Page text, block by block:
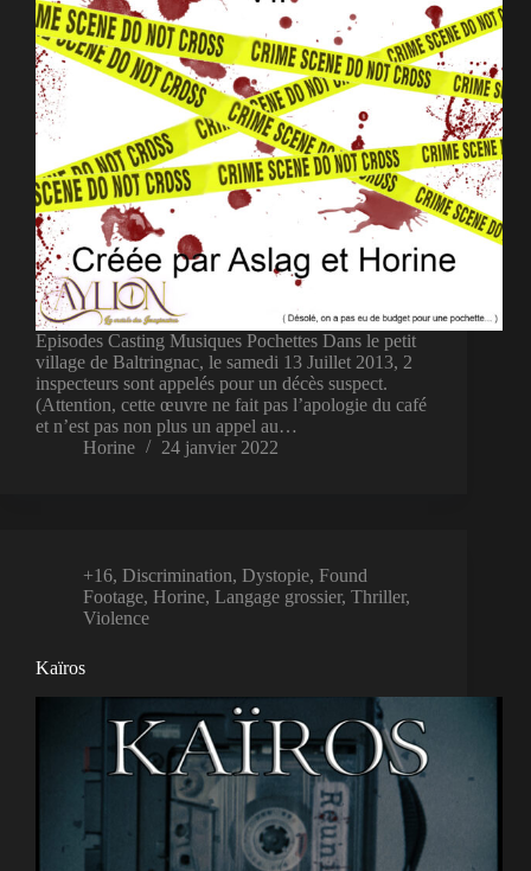
Episodes Casting Musiques Pochettes Dans le petit
village de Baltringnac, le samedi 13 Juillet 2013, 2
inspecteurs sont appelés pour un décès suspect.
(Attention, cette œuvre ne fait pas l’apologie du café
et n’est pas non plus un appel au…
Horine
24 janvier 2022
+16, Discrimination, Dystopie, Found
Footage, Horine, Langage grossier, Thriller,
Violence
Kaïros